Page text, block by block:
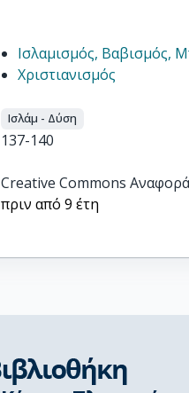
Ισλαμισμός, Βαβισμός,
Χριστιανισμός
Ισλάμ - Δύση
137-140
Creative Commons
πριν από 9 έτη